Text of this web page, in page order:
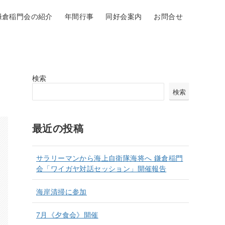
倉稲門会の紹介 年間行事 同好会案内 お問合せ
検索
検索
最近の投稿
サラリーマンから海上自衛隊海将へ 鎌倉稲門
会「ワイガヤ対話セッション」開催報告
海岸清掃に参加
7月《夕食会》開催